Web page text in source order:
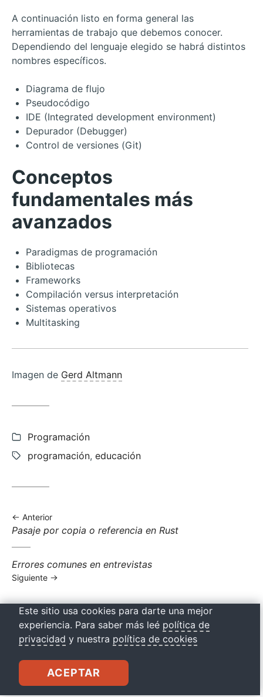
A continuación listo en forma general las
herramientas de trabajo que debemos conocer.
Dependiendo del lenguaje elegido se habrá distintos
nombres específicos.
Diagrama de flujo
Pseudocódigo
IDE (Integrated development environment)
Depurador (Debugger)
Control de versiones (Git)
Conceptos
fundamentales más
avanzados
Paradigmas de programación
Bibliotecas
Frameworks
Compilación versus interpretación
Sistemas operativos
Multitasking
Imagen de Gerd Altmann
Categorías:
Programación
Etiquetas:
programación, educación
Anterior
Anterior
Pasaje por copia o referencia en Rust
Siguiente
entrada:
Errores comunes en entrevistas
Siguiente
Abrir
Github
Abrir
Instagram
Contacto
correo
Abrir
de
Codepen
Abrir
de
Linkedin
Abrir
de
Youtube
drkbugs
Este sitio usa cookies para darte una mejor
experiencia. Para saber más leé política de
privacidad y nuestra política de cookies
ACEPTAR